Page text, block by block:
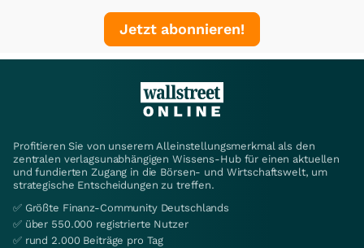
Jetzt abonnieren!
Profitieren Sie von unserem Alleinstellungsmerkmal als den
zentralen verlagsunabhängigen Wissens-Hub für einen aktuellen
und fundierten Zugang in die Börsen- und Wirtschaftswelt, um
strategische Entscheidungen zu treffen.
✅ Größte Finanz-Community Deutschlands
✅ über 550.000 registrierte Nutzer
✅ rund 2.000 Beiträge pro Tag